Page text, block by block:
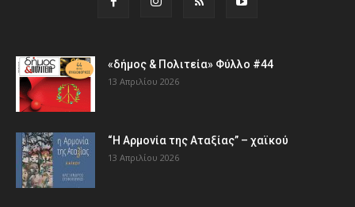
«δήμος & Πολιτεία» Φύλλο #44
13 Απριλίου 2026
“Η Αρμονία της Αταξίας” – χαϊκού
13 Απριλίου 2026